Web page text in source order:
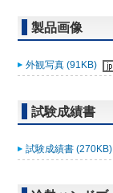
製品画像
外観写真 (91KB)
試験成績書
試験成績書 (270KB)